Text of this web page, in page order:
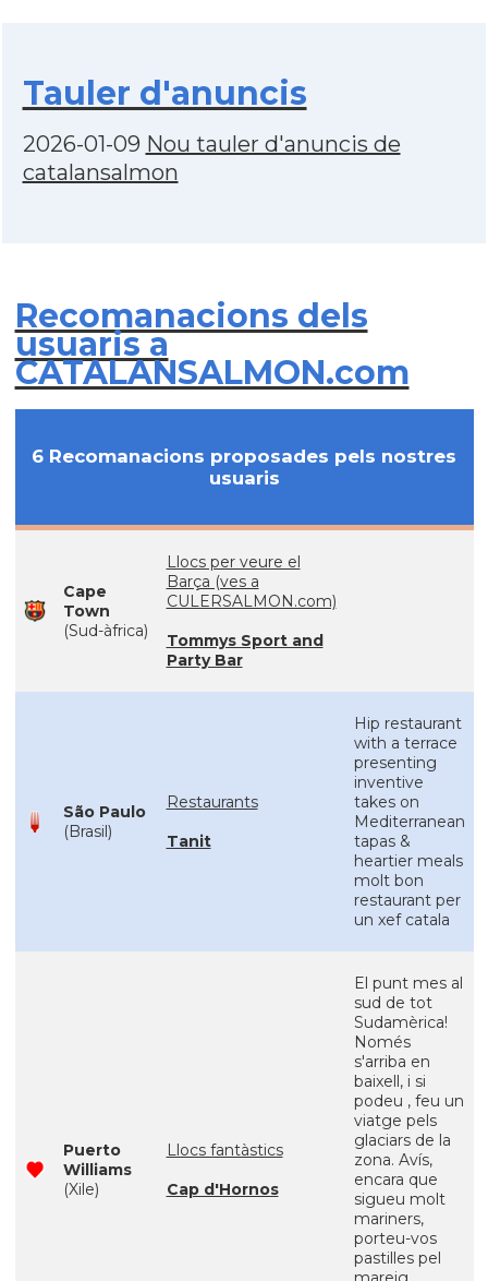
Tauler d'anuncis
2026-01-09 Nou tauler d'anuncis de
catalansalmon
Recomanacions dels
usuaris a
CATALANSALMON.com
6 Recomanacions proposades pels nostres
usuaris
Cape
Town
(Sud-àfrica)
Llocs per veure el
Barça (ves a
CULERSALMON.com)
Tommys Sport and
Party Bar
São Paulo
(Brasil)
Restaurants
Tanit
Hip restaurant
with a terrace
presenting
inventive
takes on
Mediterranean
tapas &
heartier meals
molt bon
restaurant per
un xef catala
Puerto
Williams
(Xile)
Llocs fantàstics
Cap d'Hornos
El punt mes al
sud de tot
Sudamèrica!
Només
s'arriba en
baixell, i si
podeu , feu un
viatge pels
glaciars de la
zona. Avís,
encara que
sigueu molt
mariners,
porteu-vos
pastilles pel